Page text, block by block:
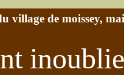
village de moissey,